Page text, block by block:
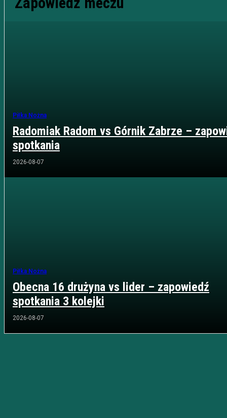
Piłka Nożna
Radomiak Radom vs Górnik Zabrze –
spotkania
2026-08-07
Piłka Nożna
Obecna 16 drużyna vs lider – zapowiedź
spotkania 3 kolejki
2026-08-07